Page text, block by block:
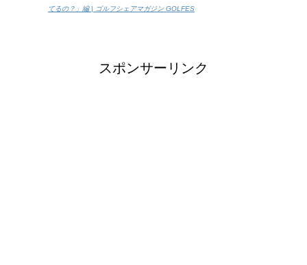
てるの？」編 | ゴルフシェアマガジン GOLFES
スポンサーリンク